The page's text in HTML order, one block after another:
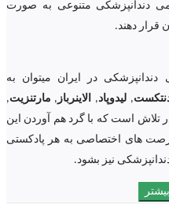
دندانپزشکی متنوعی به صورت
قرار دهند.
دندانپزشکی در ایران میتوان به
, لیدوپاد, الاینرباز , مارتنزیت,
تلاش است که با گرد هم آوردن این
های اختصاصی به هر پادکستی
نیز بشود.